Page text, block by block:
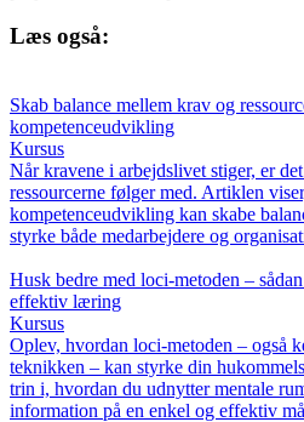
Læs også:
Skab balance mellem krav og
kompetenceudvikling
Kursus
Når kravene i arbejdslivet stiger, er
ressourcerne følger med. Artiklen
kompetenceudvikling kan skabe
styrke både medarbejdere og
Husk bedre med loci-metoden –
effektiv læring
Kursus
Oplev, hvordan loci-metoden – også
teknikken – kan styrke din
trin i, hvordan du udnytter mentale
information på en enkel og effektiv